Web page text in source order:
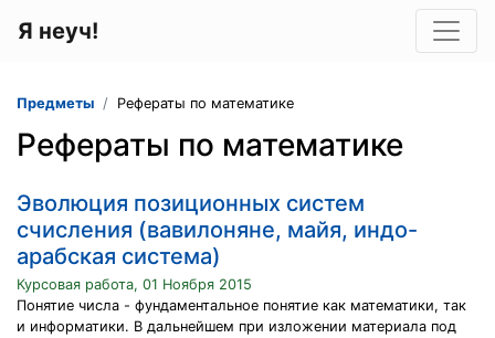
Я неуч!
Предметы Рефераты по математике
Рефераты по математике
Эволюция позиционных систем
счисления (вавилоняне, майя, индо-
арабская система)
Курсовая работа, 01 Ноября 2015
Понятие числа - фундаментальное понятие как математики, так
и информатики. В дальнейшем при изложении материала под